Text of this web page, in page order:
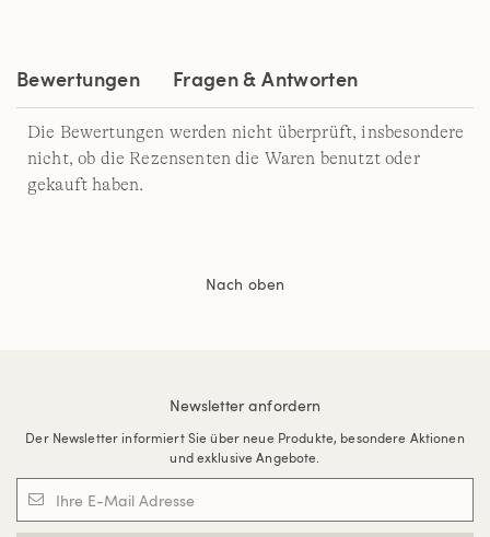
Bewertungen Fragen & Antworten
Die Bewertungen werden nicht überprüft, insbesondere
nicht, ob die Rezensenten die Waren benutzt oder
gekauft haben.
Nach oben
Newsletter anfordern
Der Newsletter informiert Sie über neue Produkte, besondere Aktionen
und exklusive Angebote.